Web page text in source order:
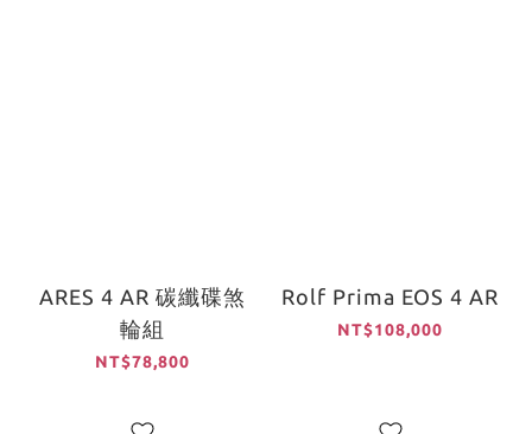
ARES 4 AR 碳纖碟煞
輪組
NT$78,800
Rolf Prima EOS 4 AR
NT$108,000